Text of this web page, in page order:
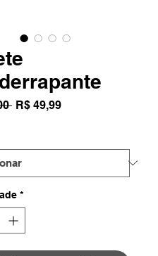
Preço
R$ 49,99Preço
*